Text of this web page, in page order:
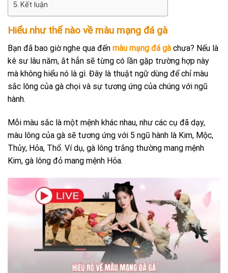
Kết luận
Hiểu như thế nào về màu mạng đá gà
Bạn đã bao giờ nghe qua đến màu mạng đá gà chưa? Nếu là
kê sư lâu năm, ắt hẳn sẽ từng có lần gặp trường hợp này
mà không hiểu nó là gì. Đây là thuật ngữ dùng để chỉ màu
sắc lông của gà chọi và sự tương ứng của chúng với ngũ
hành.
Mỗi màu sắc là một mệnh khác nhau, như các cụ đã dạy,
màu lông của gà sẽ tương ứng với 5 ngũ hành là Kim, Mộc,
Thủy, Hỏa, Thổ. Ví dụ, gà lông trắng thường mang mệnh
Kim, gà lông đỏ mang mệnh Hỏa.